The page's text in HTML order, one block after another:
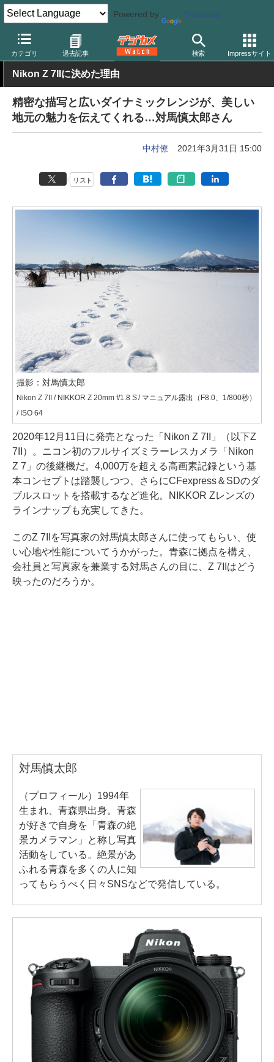
Powered by Translate
カテゴリ 過去記事 検索 Impressサイト
デジカメ Watch カメラ ミラーレスカメラ ニコン
Nikon Z 7IIに決めた理由
精密な描写と広いダイナミックレンジが、美しい
地元の魅力を伝えてくれる…対馬慎太郎さん
中村僚 2021年3月31日 15:00
リスト
撮影：対馬慎太郎
Nikon Z 7II / NIKKOR Z 20mm f/1.8 S / マニュアル露出（F8.0、1/800秒）
/ ISO 64
2020年12月11日に発売となった「Nikon Z 7II」（以下Z
7II）。ニコン初のフルサイズミラーレスカメラ「Nikon
Z 7」の後継機だ。4,000万を超える高画素記録という基
本コンセプトは踏襲しつつ、さらにCFexpress＆SDのダ
ブルスロットを搭載するなど進化。NIKKOR Zレンズの
ラインナップも充実してきた。
このZ 7IIを写真家の対馬慎太郎さんに使ってもらい、使
い心地や性能についてうかがった。青森に拠点を構え、
会社員と写真家を兼業する対馬さんの目に、Z 7IIはどう
映ったのだろうか。
対馬慎太郎
（プロフィール）1994年
生まれ、青森県出身。青森
が好きで自身を「青森の絶
景カメラマン」と称し写真
活動をしている。絶景があ
ふれる青森を多くの人に知
ってもらうべく日々SNSなどで発信している。